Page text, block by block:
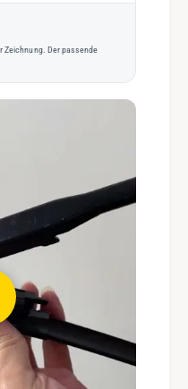
Zeichnung. Der passende